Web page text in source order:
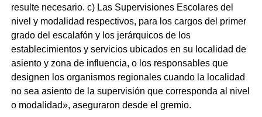
resulte necesario. c) Las Supervisiones Escolares del
nivel y modalidad respectivos, para los cargos del primer
grado del escalafón y los jerárquicos de los
establecimientos y servicios ubicados en su localidad de
asiento y zona de influencia, o los responsables que
designen los organismos regionales cuando la localidad
no sea asiento de la supervisión que corresponda al nivel
o modalidad», aseguraron desde el gremio.